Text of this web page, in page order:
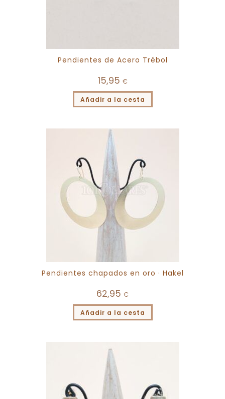
Pendientes de Acero Trébol
15,95 €
Añadir a la cesta
Pendientes chapados en oro · Hakel
62,95 €
Añadir a la cesta